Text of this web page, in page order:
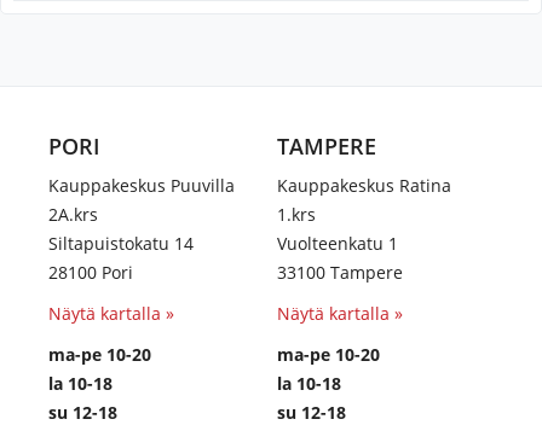
PORI
Kauppakeskus Puuvilla
2A.krs
Siltapuistokatu 14
28100 Pori
Näytä kartalla »
ma-pe 10-20
la 10-18
su 12-18
TAMPERE
Kauppakeskus Ratina
1.krs
Vuolteenkatu 1
33100 Tampere
Näytä kartalla »
ma-pe 10-20
la 10-18
su 12-18